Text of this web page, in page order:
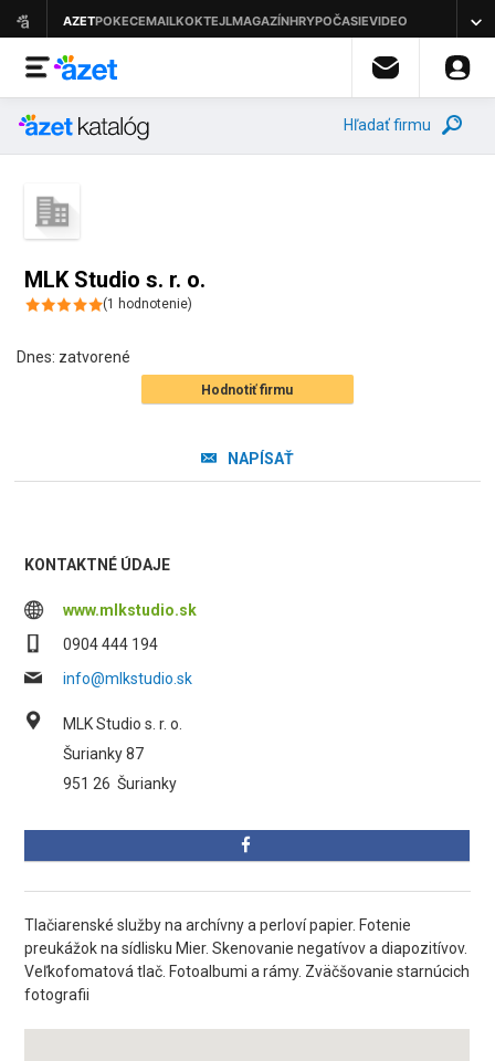
Hľadať firmu
MLK Studio s. r. o.
(1 hodnotenie)
Dnes: zatvorené
Hodnotiť firmu
NAPÍSAŤ
KONTAKTNÉ ÚDAJE
www.mlkstudio.sk
0904 444 194
info@mlkstudio.sk
MLK Studio s. r. o.
Šurianky 87
951 26 Šurianky
Tlačiarenské služby na archívny a perloví papier. Fotenie
preukážok na sídlisku Mier. Skenovanie negatívov a diapozitívov.
Veľkofomatová tlač. Fotoalbumi a rámy. Zväčšovanie starnúcich
fotografii